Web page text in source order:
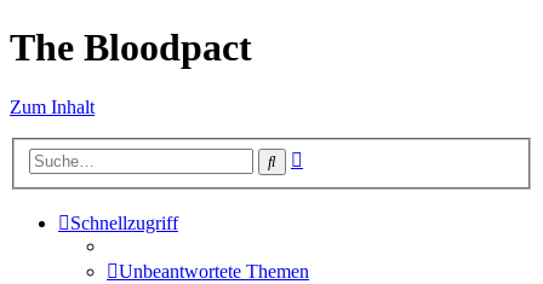
The Bloodpact
Zum Inhalt
Suche
Schnellzugriff
Unbeantwortete Themen